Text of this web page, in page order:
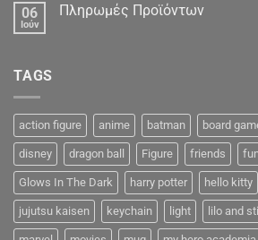
06
Ιούν
Πληρωμές Προϊόντων
TAGS
action figure anime batman board
disney dragon ball Figure friends
Glows In The Dark harry potter hello kitty
jujutsu kaisen keychain light lilo and